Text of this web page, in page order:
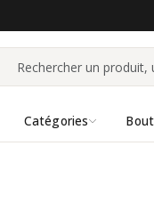
Catégories